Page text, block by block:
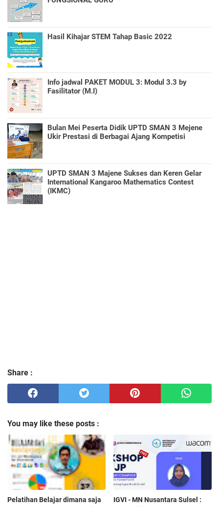
Hasil Kihajar STEM Tahap Basic 2022
Info jadwal PAKET MODUL 3: Modul 3.3 by
Fasilitator (M.I)
Bulan Mei Peserta Didik UPTD SMAN 3 Mejene
Ukir Prestasi di Berbagai Ajang Kompetisi
UPTD SMAN 3 Majene Sukses dan Keren Gelar
International Kangaroo Mathematics Contest
(IKMC)
Share :
You may like these posts :
Pelatihan Belajar dimana saja
IGVI - MN Nusantara Sulsel :